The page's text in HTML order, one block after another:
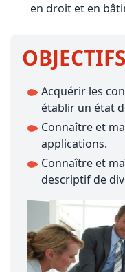
en droit et en
OBJECTIFS
Acquérir les
établir un état
Connaître et
applications.
Connaître et
descriptif de